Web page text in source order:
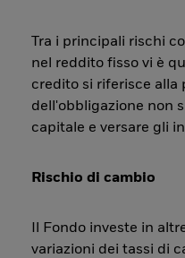
Tra i principali rischi
nel reddito fisso vi è
credito si riferisce alla
dell'obbligazione non
capitale e versare gli
Rischio di cambio
Il Fondo investe in
variazioni dei tassi di